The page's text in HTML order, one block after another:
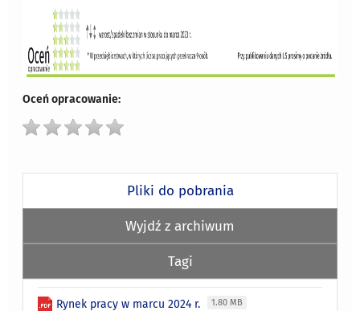
Oceń opracowanie:
Pliki do pobrania
Wyjdź z archiwum
Tagi
Rynek pracy w marcu 2024 r. 1.80 MB